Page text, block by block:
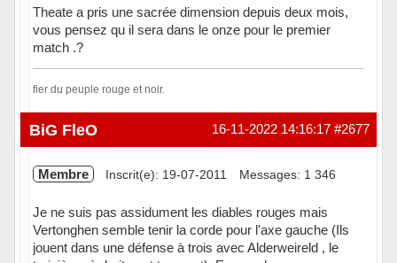
Theate a pris une sacrée dimension depuis deux mois,
vous pensez qu il sera dans le onze pour le premier
match .?
fier du peuple rouge et noir.
Hors ligne #2677
16-11-2022 14:16:17
BiG FleO
Membre Inscrit(e): 19-07-2011 Messages: 1 346
Je ne suis pas assidument les diables rouges mais
Vertonghen semble tenir la corde pour l'axe gauche (Ils
jouent dans une défense à trois avec Alderweireld , le